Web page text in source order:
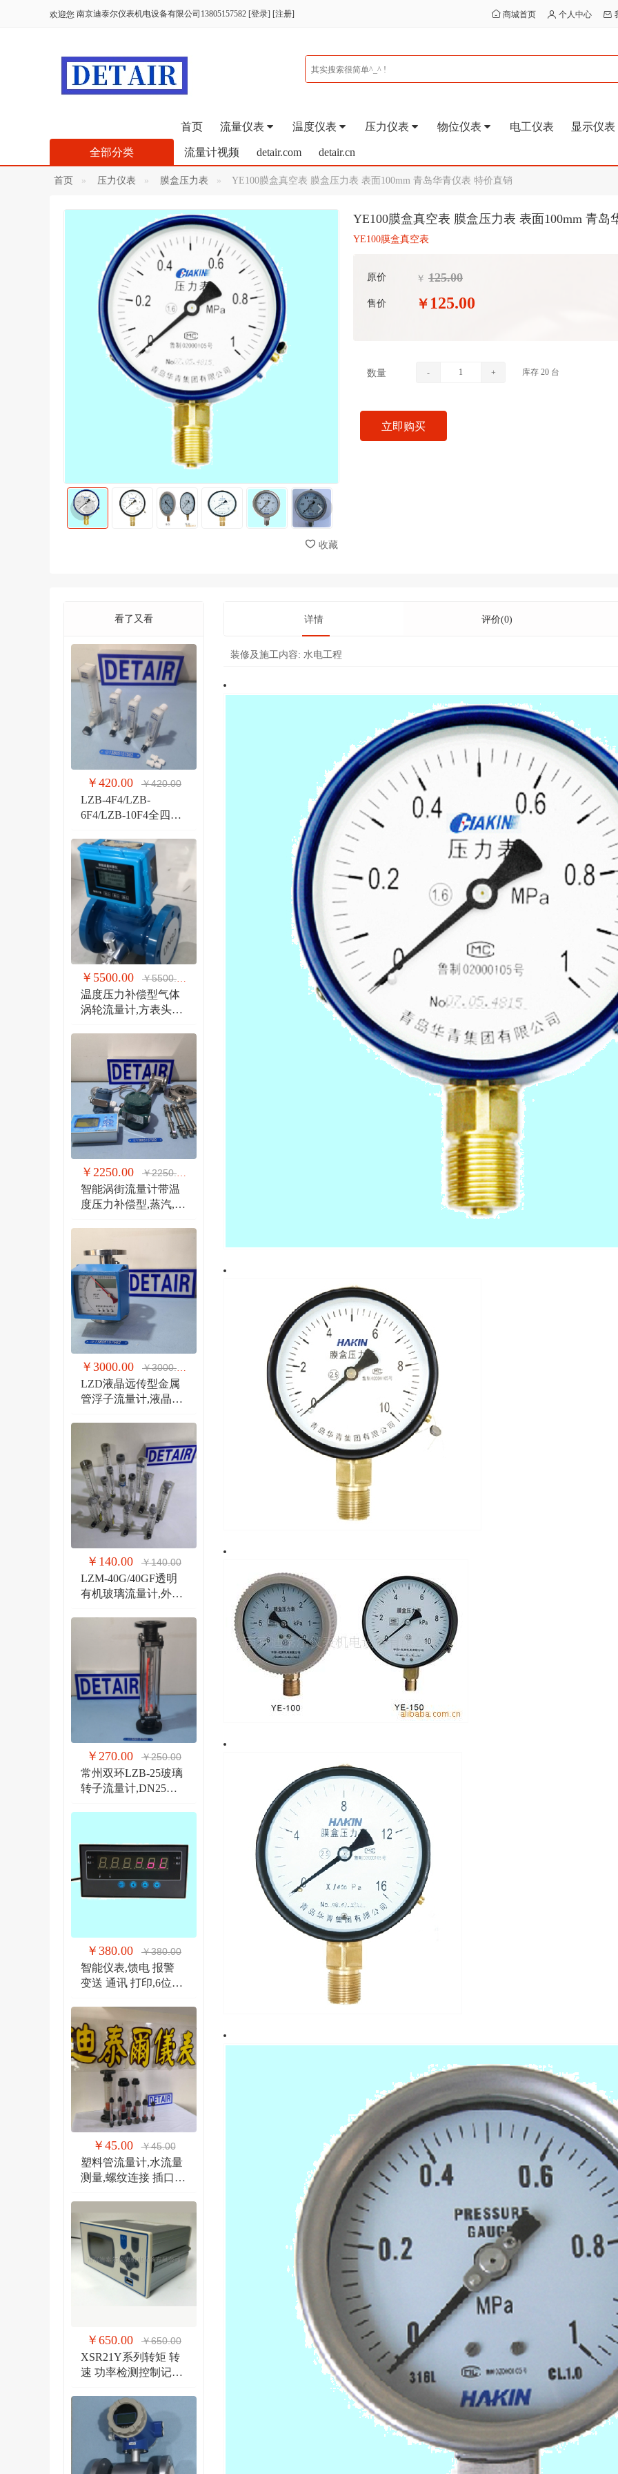
欢迎您 南京迪泰尔仪表机电设备有限公司13805157582 [登录] [注册] 商城首页 个人中心
首页 流量仪表 温度仪表 压力仪表 物位仪表 电工仪表 显示仪表
流量计视频 detair.com detair.cn
全部分类
首页 压力仪表 膜盒压力表 YE100膜盒真空表 膜盒压力表 表面100mm 青岛华青仪表 特价直销
收藏
YE100膜盒真空表 膜盒压力表 表面100mm 青岛
YE100膜盒真空表
原价 ￥ 125.00
售价 ￥ 125.00
数量 - + 库存 20 台
立即购买
看了又看
￥420.00 ￥420.00
LZB-4F4/LZB-
6F4/LZB-10F4全四氟
气体玻璃管PVDF流量
计
￥5500.00 ￥5500.00
温度压力补偿型气体
涡轮流量计,方表头防
￥2250.00 ￥2250.00
智能涡街流量计带温
度压力补偿型,蒸汽,气
￥3000.00 ￥3000.00
LZD液晶远传型金属
管浮子流量计,液晶显
￥140.00 ￥140.00
LZM-40G/40GF透明
有机玻璃流量计,外螺
￥270.00 ￥250.00
常州双环LZB-25玻璃
转子流量计,DN25法
￥380.00 ￥380.00
智能仪表,馈电 报警
变送 通讯 打印,6位显
￥45.00 ￥45.00
塑料管流量计,水流量
测量,螺纹连接 插口连
￥650.00 ￥650.00
XSR21Y系列转矩 转
速 功率检测控制记录
详情 评价(0)
装修及施工内容: 水电工程